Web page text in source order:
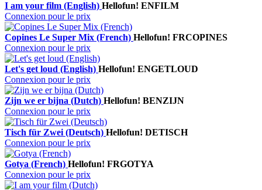
I am your film (English) Hellofun! ENFILM
Connexion pour le prix
Copines Le Super Mix (French) Hellofun! FRCOPINES
Connexion pour le prix
Let's get loud (English) Hellofun! ENGETLOUD
Connexion pour le prix
Zijn we er bijna (Dutch) Hellofun! BENZIJN
Connexion pour le prix
Tisch für Zwei (Deutsch) Hellofun! DETISCH
Connexion pour le prix
Gotya (French) Hellofun! FRGOTYA
Connexion pour le prix